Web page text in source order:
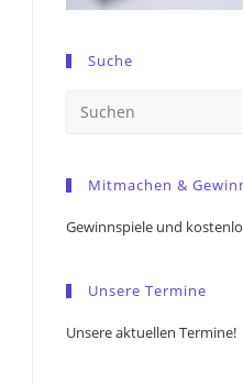
Suche
Mitmachen &
Gewinnspiele und
Unsere Termine
Unsere aktuellen Termine!